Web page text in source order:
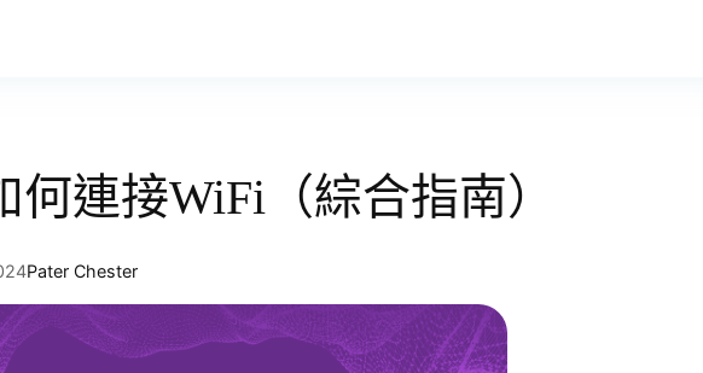
何連接WiFi（綜合指南）
Pater Chester